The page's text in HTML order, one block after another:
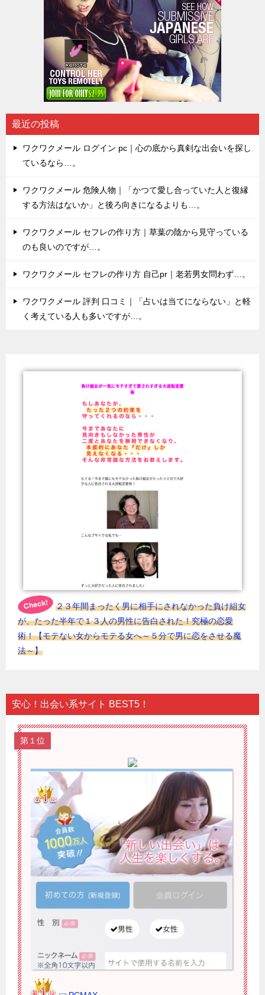
最近の投稿
ワクワクメール ログイン pc｜心の底から真剣な出会いを探し
ているなら…。
ワクワクメール 危険人物｜「かつて愛し合っていた人と復縁
する方法はないか」と後ろ向きになるよりも…。
ワクワクメール セフレの作り方｜草葉の陰から見守っている
のも良いのですが…。
ワクワクメール セフレの作り方 自己pr｜老若男女問わず…。
ワクワクメール 評判 口コミ｜「占いは当てにならない」と軽
く考えている人も多いですが…。
２３年間まったく男に相手にされなかった負け組女
が、たった半年で１３人の男性に告白された！究極の恋愛
術！【モテない女からモテる女へ～５分で男に恋をさせる魔
法～】
安心！出会い系サイト BEST5！
第１位